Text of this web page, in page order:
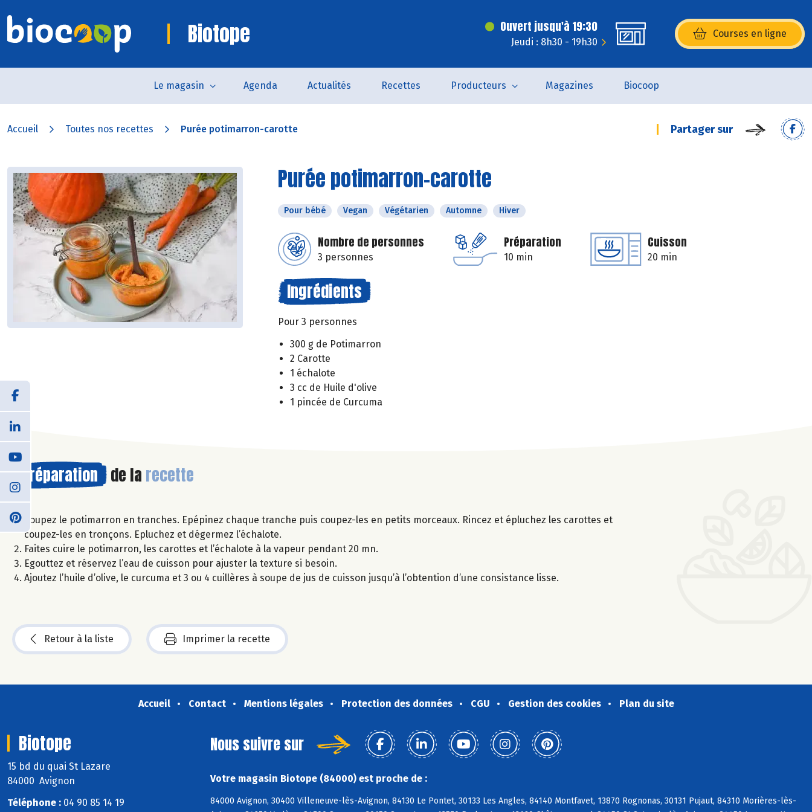
Biotope Ouvert jusqu'à 19:30
Jeudi : 8h30 - 19h30
Courses en ligne
(s’ouvre dans une nouvelle
Le magasin Agenda Actualités Recettes Producteurs Magazines Biocoop
Accueil Toutes nos recettes Purée potimarron-carotte Partager sur
Purée potimarron-carotte
Pour bébé Vegan Végétarien Automne Hiver
Nombre de personnes
3 personnes
Préparation
10 min
Cuisson
20 min
Ingrédients
Pour 3 personnes
300 g de Potimarron
2 Carotte
1 échalote
3 cc de Huile d'olive
1 pincée de Curcuma
Préparation de la recette
Coupez le potimarron en tranches. Epépinez chaque tranche puis coupez-les en petits morceaux. Rincez et épluchez les carottes et
coupez-les en tronçons. Epluchez et dégermez l’échalote.
Faites cuire le potimarron, les carottes et l’échalote à la vapeur pendant 20 mn.
Egouttez et réservez l’eau de cuisson pour ajuster la texture si besoin.
Ajoutez l’huile d’olive, le curcuma et 3 ou 4 cuillères à soupe de jus de cuisson jusqu’à l’obtention d’une consistance lisse.
Retour à la liste Imprimer la recette
Accueil Contact Mentions légales Protection des données CGU Gestion des cookies Plan du site
Biotope
15 bd du quai St Lazare
84000 Avignon
Téléphone : 04 90 85 14 19
Nous suivre sur
Votre magasin Biotope (84000) est proche de :
84000 Avignon, 30400 Villeneuve-lès-Avignon, 84130 Le Pontet, 30133 Les Angles, 84140 Montfavet, 13870 Rognonas, 30131 Pujaut, 84310 Morières-lès-